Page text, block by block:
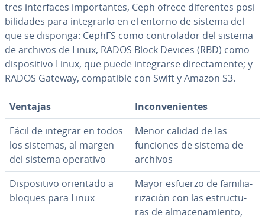
tres in­te­r­fa­ces im­po­r­ta­n­tes, Ceph ofrece di­fe­re­n­tes po­si­
bi­li­da­des para in­te­grar­lo en el entorno de sistema del
que se disponga: CephFS como co­n­tro­la­dor del sistema
de archivos de Linux, RADOS Block Devices (RBD) como
di­s­po­si­ti­vo Linux, que puede in­te­grar­se di­re­c­ta­me­n­te; y
RADOS Gateway, co­m­pa­ti­ble con Swift y Amazon S3.
Ventajas
In­co­n­ve­nie­n­tes
Fácil de integrar en todos
los sistemas, al margen
del sistema operativo
Menor calidad de las
funciones de sistema de
archivos
Di­s­po­si­ti­vo orientado a
bloques para Linux
Mayor esfuerzo de fa­mi­lia­
ri­za­ción con las es­tru­c­tu­
ras de al­ma­ce­na­mie­n­to,